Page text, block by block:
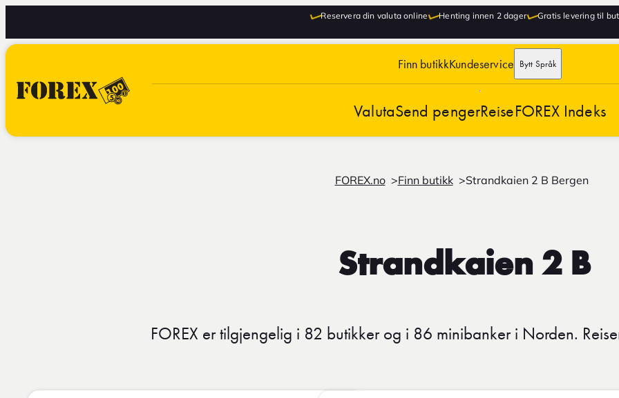
Reservera din valuta online Henting innen 2 dager Gratis levering til
Finn butikkKundeservice Bytt Språk
ValutaSend pengerReiseFOREX Indeks
FOREX.no Finn butikk Strandkaien 2 B Bergen
Strandkaien 2 B
FOREX er tilgjengelig i 82 butikker og i 86 minibanker i Norden.